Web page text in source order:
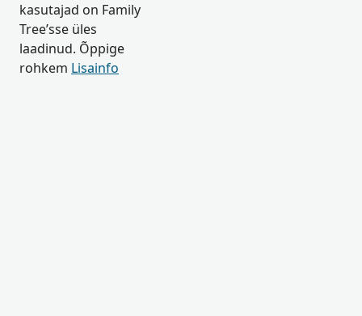
kasutajad on Family
Tree’sse üles
laadinud. Õppige
rohkem Lisainfo